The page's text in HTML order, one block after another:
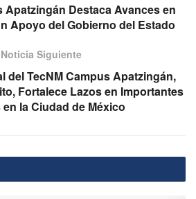
Apatzingán Destaca Avances en
Apoyo del Gobierno del Estado
Noticia Siguiente
del TecNM Campus Apatzingán,
Fortalece Lazos en Importantes
la Ciudad de México